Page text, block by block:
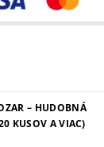
– HUDOBNÁ
KUSOV A VIAC)